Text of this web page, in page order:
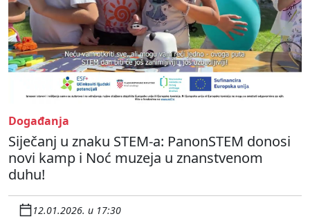
Događanja
Siječanj u znaku STEM-a: PanonSTEM donosi
novi kamp i Noć muzeja u znanstvenom
duhu!
12.01.2026. u 17:30